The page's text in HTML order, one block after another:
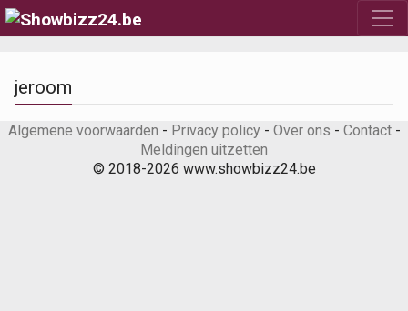
jeroom
Algemene voorwaarden - Privacy policy- Over ons - Contact-
Meldingen uitzetten
© 2018-2026 www.showbizz24.be